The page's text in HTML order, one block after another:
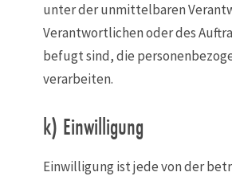
unter der unmittelbaren
Verantwortlichen oder des
befugt sind, die
verarbeiten.
k) Einwilligung
Einwilligung ist jede von der